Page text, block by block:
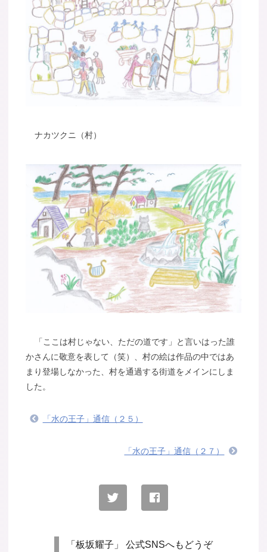
ナカツクニ（村）
「ここは村じゃない、ただの道です」と言いはった誰
かさんに敬意を表して（笑）、村の絵は作品の中ではあ
まり登場しなかった、村を通過する街道をメインにしま
した。
「水の王子」通信（２５）
「水の王子」通信（２７）
「板坂耀子」 公式SNSへもどうぞ